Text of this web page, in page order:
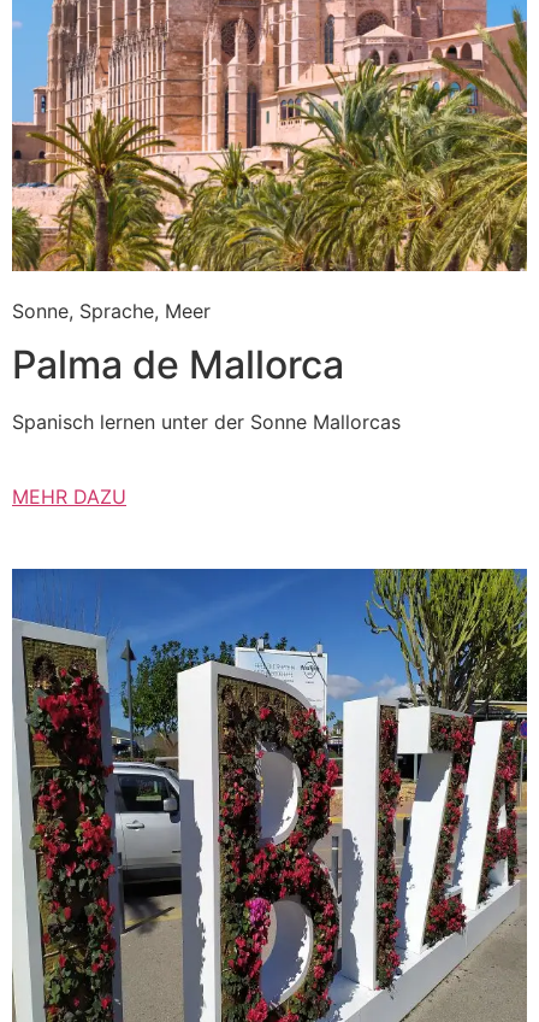
Sonne, Sprache, Meer
Palma de Mallorca
Spanisch lernen unter der Sonne Mallorcas
MEHR DAZU